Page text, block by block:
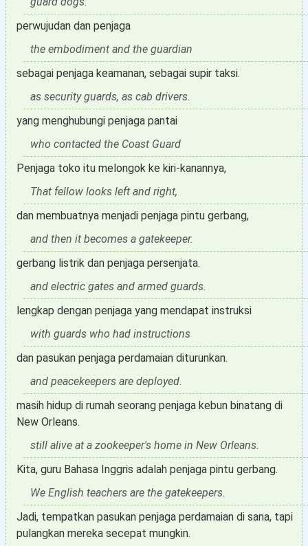
perwujudan dan penjaga
the embodiment and the guardian
sebagai penjaga keamanan, sebagai supir taksi.
as security guards, as cab drivers.
yang menghubungi penjaga pantai
who contacted the Coast Guard
Penjaga toko itu melongok ke kiri-kanannya,
That fellow looks left and right,
dan membuatnya menjadi penjaga pintu gerbang,
and then it becomes a gatekeeper.
gerbang listrik dan penjaga persenjata.
and electric gates and armed guards.
lengkap dengan penjaga yang mendapat instruksi
with guards who had instructions
dan pasukan penjaga perdamaian diturunkan.
and peacekeepers are deployed.
masih hidup di rumah seorang penjaga kebun binatang di
New Orleans.
still alive at a zookeeper's home in New Orleans.
Kita, guru Bahasa Inggris adalah penjaga pintu gerbang.
We English teachers are the gatekeepers.
Jadi, tempatkan pasukan penjaga perdamaian di sana, tapi
pulangkan mereka secepat mungkin.